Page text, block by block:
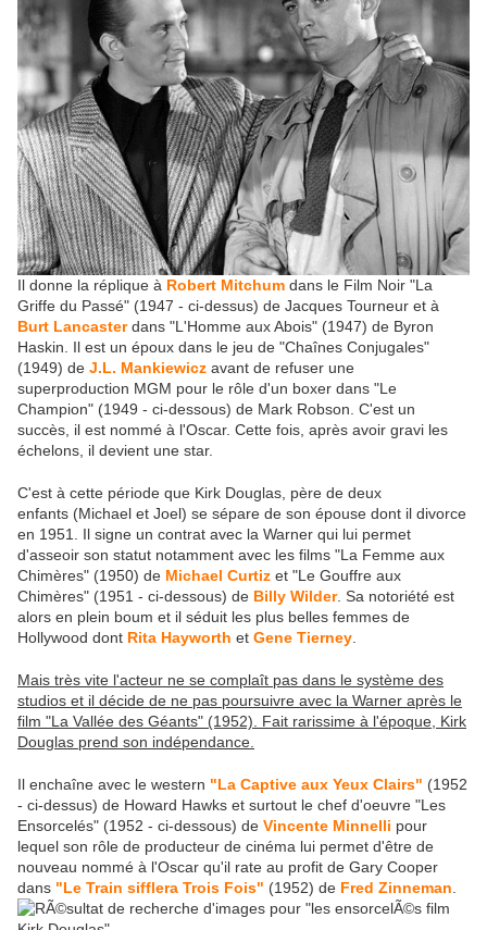
Il donne la réplique à Robert Mitchum dans le Film Noir "La
Griffe du Passé" (1947 - ci-dessus) de Jacques Tourneur et à
Burt Lancasterdans "L'Homme aux Abois" (1947) de Byron
Haskin. Il est un époux dans le jeu de "Chaînes Conjugales"
(1949) de J.L. Mankiewicz avant de refuser une
superproduction MGM pour le rôle d'un boxer dans "Le
Champion" (1949 - ci-dessous) de Mark Robson. C'est un
succès, il est nommé à l'Oscar. Cette fois, après avoir gravi les
échelons, il devient une star.
C'est à cette période que Kirk Douglas, père de deux
enfants (Michael et Joel) se sépare de son épouse dont il divorce
en 1951. Il signe un contrat avec la Warner qui lui permet
d'asseoir son statut notamment avec les films "La Femme aux
Chimères" (1950) de Michael Curtiz et "Le Gouffre aux
Chimères" (1951 - ci-dessous) de Billy Wilder. Sa notoriété est
alors en plein boum et il séduit les plus belles femmes de
Hollywood dont Rita Hayworth et Gene Tierney.
Mais très vite l'acteur ne se complaît pas dans le système des
studios et il décide de ne pas poursuivre avec la Warner après le
film "La Vallée des Géants" (1952). Fait rarissime à l'époque, Kirk
Douglas prend son indépendance.
Il enchaîne avec le western "La Captive aux Yeux Clairs" (1952
- ci-dessus) de Howard Hawks et surtout le chef d'oeuvre "Les
Ensorcelés" (1952 - ci-dessous) de Vincente Minnelli pour
lequel son rôle de producteur de cinéma lui permet d'être de
nouveau nommé à l'Oscar qu'il rate au profit de Gary Cooper
dans "Le Train sifflera Trois Fois" (1952) de Fred Zinneman.